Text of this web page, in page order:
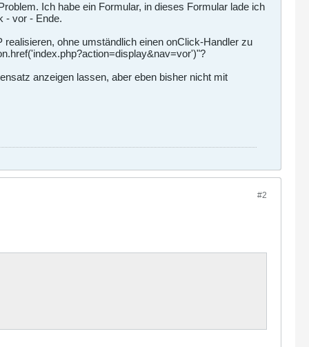
Ich habe ein Formular, in dieses Formular lade ich
- vor - Ende.
ohne umständlich einen onClick-Handler zu
anzeigen lassen, aber eben bisher nicht mit
#2